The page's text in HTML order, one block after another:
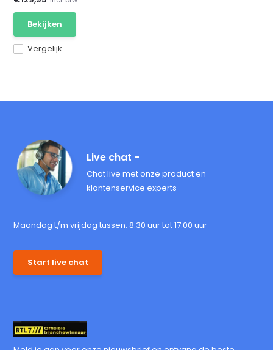
Vergelijk
Bekijken
Live chat -
Chat live met onze product en
klantenservice experts
Maandag t/m vrijdag tussen: 8:30 uur tot 17:00 uur
Start live chat